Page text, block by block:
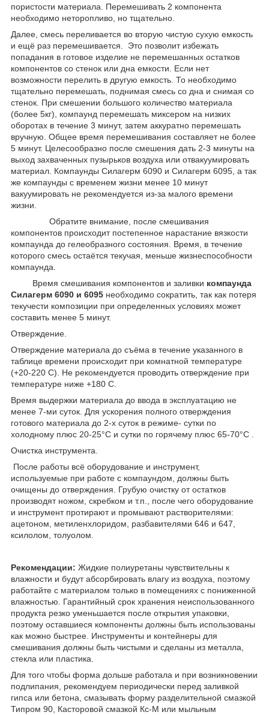
пористости материала. Перемешивать 2 компонента
необходимо неторопливо, но тщательно.
Далее, смесь переливается во вторую чистую сухую емкость
и ещё раз перемешивается. Это позволит избежать
попадания в готовое изделие не перемешанных остатков
компонентов со стенок или дна емкости. Если нет
возможности перелить в другую емкость. То необходимо
тщательно перемешать, поднимая смесь со дна и снимая со
стенок. При смешении большого количество материала
(более 5кг), компаунд перемешать миксером на низких
оборотах в течение 3 минут, затем аккуратно перемешать
вручную. Общее время перемешивания составляет не более
5 минут. Целесообразно после смешения дать 2-3 минуты на
выход захваченных пузырьков воздуха или отвакуумировать
материал. Компаунды Силагерм 6090 и Силагерм 6095, а так
же компаунды с временем жизни менее 10 минут
вакуумировать не рекомендуется из-за малого времени
жизни.
Обратите внимание, после смешивания
компонентов происходит постепенное нарастание вязкости
компаунда до гелеобразного состояния. Время, в течение
которого смесь остаётся текучая, меньше жизнеспособности
компаунда.
Время смешивания компонентов и заливки компаунда
Силагерм 6090 и 6095 необходимо сократить, так как потеря
текучести композиции при определенных условиях может
составить менее 5 минут.
Отверждение.
Отверждение материала до съёма в течение указанного в
таблице времени происходит при комнатной температуре
(+20-220 С). Не рекомендуется проводить отверждение при
температуре ниже +180 С.
Время выдержки материала до ввода в эксплуатацию не
менее 7-ми суток. Для ускорения полного отверждения
готового материала до 2-х суток в режиме- сутки по
холодному плюс 20-25°С и сутки по горячему плюс 65-70°С .
Очистка инструмента.
После работы всё оборудование и инструмент,
используемые при работе с компаундом, должны быть
очищены до отверждения. Грубую очистку от остатков
производят ножом, скребком и т.п., после чего оборудование
и инструмент протирают и промывают растворителями:
ацетоном, метиленхлоридом, разбавителями 646 и 647,
ксилолом, толуолом.
Рекомендации: Жидкие полиуретаны чувствительны к
влажности и будут абсорбировать влагу из воздуха, поэтому
работайте с материалом только в помещениях с пониженной
влажностью. Гарантийный срок хранения неиспользованного
продукта резко уменьшается после открытия упаковки,
поэтому оставшиеся компоненты должны быть использованы
как можно быстрее. Инструменты и контейнеры для
смешивания должны быть чистыми и сделаны из металла,
стекла или пластика.
Для того чтобы форма дольше работала и при возникновении
подлипания, рекомендуем периодически перед заливкой
гипса или бетона, смазывать форму разделительной смазкой
Типром 90, Касторовой смазкой Кс-М или мыльным